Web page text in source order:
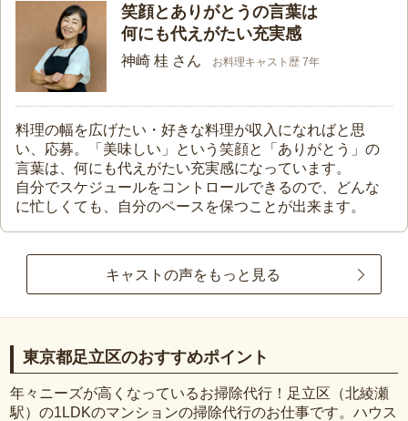
笑顔とありがとうの言葉は
何にも代えがたい充実感
神崎 桂 さん お料理キャスト歴 7年
料理の幅を広げたい・好きな料理が収入になればと思
い、応募。「美味しい」という笑顔と「ありがとう」の
言葉は、何にも代えがたい充実感になっています。
自分でスケジュールをコントロールできるので、どんな
に忙しくても、自分のペースを保つことが出来ます。
キャストの声をもっと見る
東京都足立区のおすすめポイント
年々ニーズが高くなっているお掃除代行！足立区（北綾瀬
駅）の1LDKのマンションの掃除代行のお仕事です。ハウス